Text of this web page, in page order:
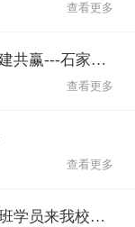
查看更多
职普融通，互鉴互通，优质发展，共建共赢---石家庄市远航校长培训班十一组来我校交流参观
查看更多
查看更多
河北师范大学巴音郭楞州中高职国培班学员来我校参观学习